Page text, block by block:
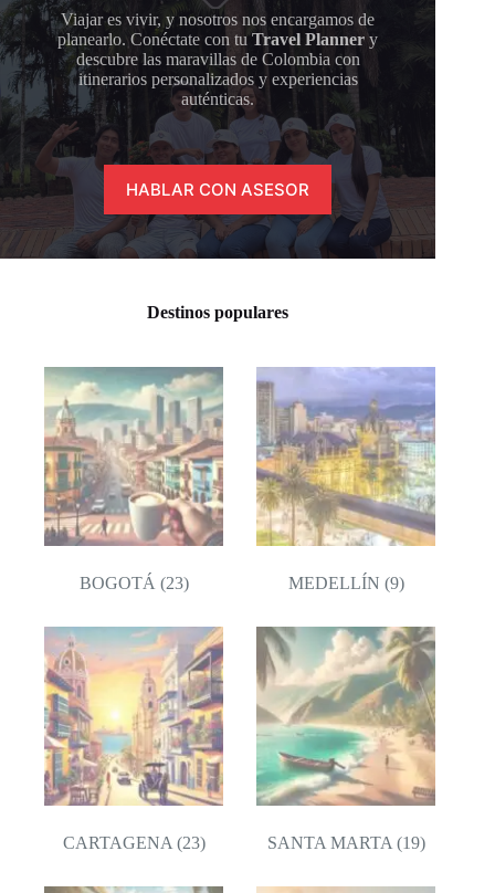
Viajar es vivir, y nosotros nos encargamos de
planearlo. Conéctate con tuTravel Plannery
descubre las maravillas de Colombia con
itinerarios personalizados y experiencias
auténticas.
HABLAR CON ASESOR
Destinos populares
BOGOTÁ (23) MEDELLÍN (9)
CARTAGENA (23) SANTA MARTA (19)